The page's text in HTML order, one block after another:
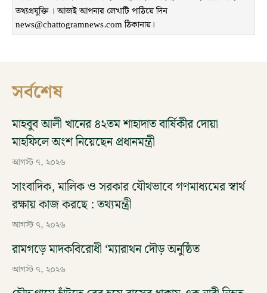
তথ্যপ্রযুক্তি । আজই আপনার লেখাটি পাঠিয়ে দিন
news@chattogramnews.com ঠিকানায়।
সর্বশেষ
মাহবুব আলী খানের ৪২তম শাহাদাত বার্ষিকীর দোয়া
মাহফিলে অংশ নিয়েছেন প্রধানমন্ত্রী
আগস্ট ৭, ২০২৬
সাংবাদিক, মালিক ও সরকার যৌথভাবে গণমাধ্যমের স্বার্থ
রক্ষায় কাজ করছে : তথ্যমন্ত্রী
আগস্ট ৭, ২০২৬
রামগড়ে মাদকবিরোধী ‘ম্যারাথন দৌড় অনুষ্ঠিত
আগস্ট ৭, ২০২৬